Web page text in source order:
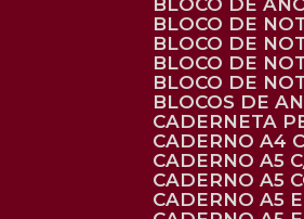
BLOCO DE
BLOCO DE
BLOCO DE
BLOCO DE
BLOCO DE
BLOCOS DE
CADERNETA
CADERNO A4
CADERNO A5
CADERNO A5
CADERNO A5